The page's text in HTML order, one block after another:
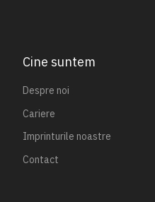
Cine suntem
Despre noi
Cariere
Imprinturile noastre
Contact